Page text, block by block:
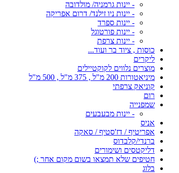
- יינות גרמניה/ מולדובה
- יינות ניו זילנד/ דרום אפריקה
- יינות ספרד
- יינות פורטוגל
- יינות צרפת
כוסות , ציוד בר ועוד...
ליקרים
מוצרים נלווים לקוקטיילים
מיניאטורות 200 מ"ל , 375 מ"ל , 500 מ"ל
קוניאק צרפתי
רום
שמפנייה
- יינות מבעבעים
אניס
אפריטיף / דז'סטיף / סאקה
ברנדי/קלבדוס
דליקטסים ושימורים
חטיפים שלא תמצאו בשום מקום אחר ;)
בלוג